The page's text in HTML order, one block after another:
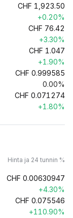
CHF 1,923.50
+0.20%
CHF 76.42
+3.30%
CHF 1.047
+1.90%
CHF 0.999585
0.00%
CHF 0.071274
+1.80%
Hinta ja 24 tunnin %
CHF 0.00630947
+4.30%
CHF 0.075546
+110.90%